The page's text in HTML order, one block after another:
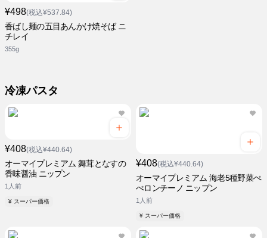
¥498(税込¥537.84)
香ばし麺の五目あんかけ焼そば ニ
チレイ
355g
冷凍パスタ
¥408(税込¥440.64)
オーマイプレミアム 舞茸となすの
香味醤油 ニップン
1人前
¥ スーパー価格
¥408(税込¥440.64)
オーマイプレミアム 海老5種野菜ぺ
ぺロンチーノ ニップン
1人前
¥ スーパー価格